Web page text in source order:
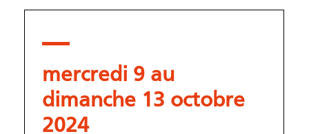
mercredi 9 au
dimanche 13 octobre
2024